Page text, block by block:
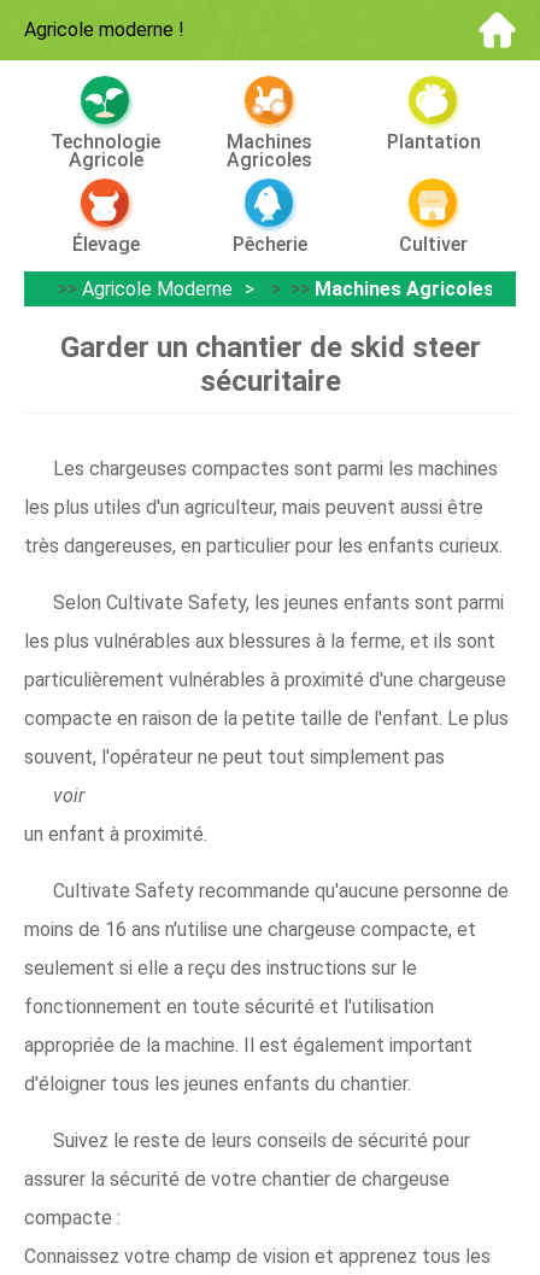
Agricole moderne !
Technologie
Agricole
Machines
Agricoles
Plantation
Élevage Pêcherie
Cultiver
>> Agricole Moderne > >> Machines Agricoles
Garder un chantier de skid steer
sécuritaire
Les chargeuses compactes sont parmi les machines
les plus utiles d'un agriculteur, mais peuvent aussi être
très dangereuses, en particulier pour les enfants curieux.
Selon Cultivate Safety, les jeunes enfants sont parmi
les plus vulnérables aux blessures à la ferme, et ils sont
particulièrement vulnérables à proximité d'une chargeuse
compacte en raison de la petite taille de l'enfant. Le plus
souvent, l'opérateur ne peut tout simplement pas
voir
un enfant à proximité.
Cultivate Safety recommande qu'aucune personne de
moins de 16 ans n'utilise une chargeuse compacte, et
seulement si elle a reçu des instructions sur le
fonctionnement en toute sécurité et l'utilisation
appropriée de la machine. Il est également important
d'éloigner tous les jeunes enfants du chantier.
Suivez le reste de leurs conseils de sécurité pour
assurer la sécurité de votre chantier de chargeuse
compacte :
Connaissez votre champ de vision et apprenez tous les